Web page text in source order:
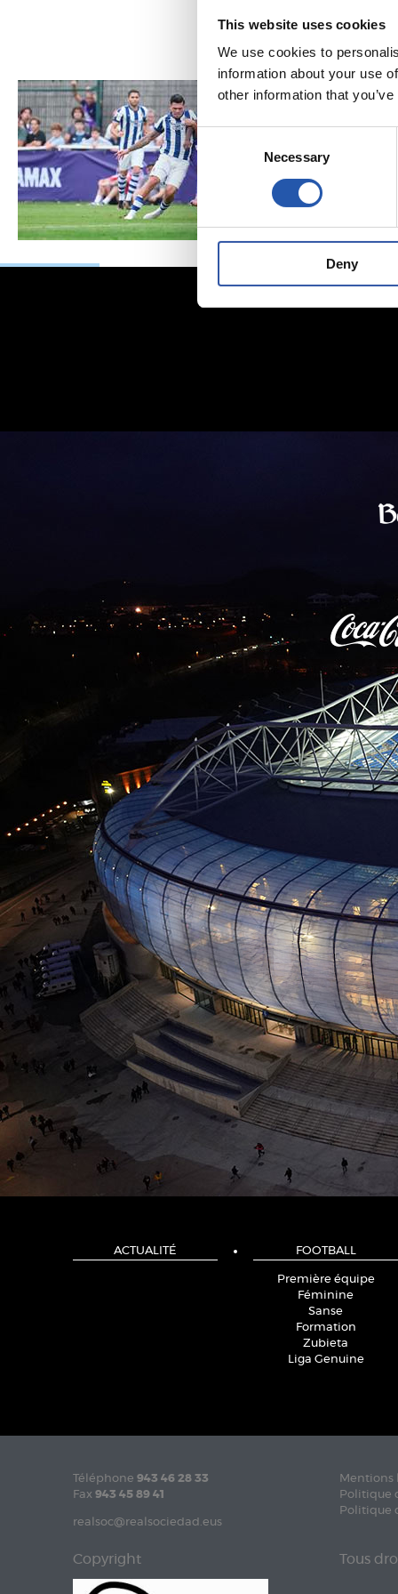
This website uses cookies
We use cookies to
information about your use
other information that
Consent
Selection
Necessary
Deny
ACTUALITÉ FOOTBALL
Première équipe
Féminine
Sanse
Formation
Zubieta
Liga Genuine
Téléphone 943 46 28 33
Fax 943 45 89 41
realsoc@realsociedad.eus
Mentions
Politique
Politique
Copyright Tous